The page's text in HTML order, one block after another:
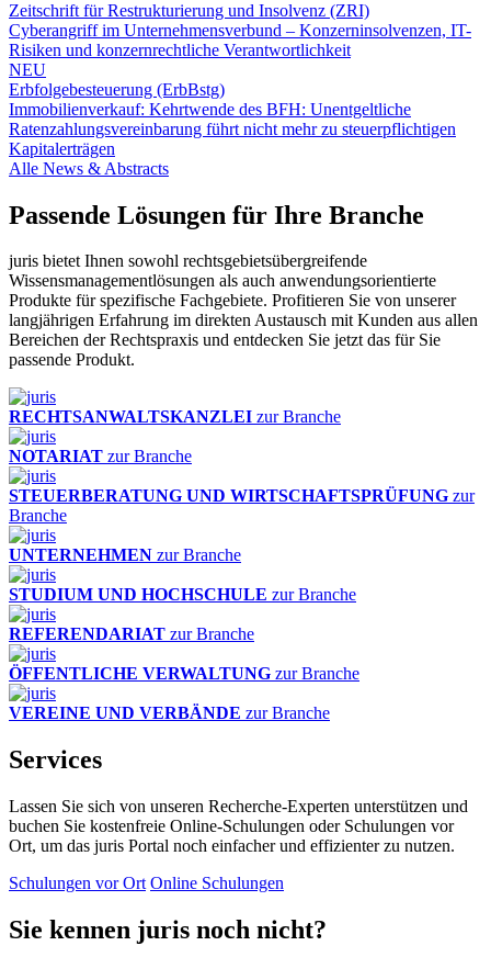
Zeitschrift für Restrukturierung und Insolvenz (ZRI)
Cyberangriff im Unternehmensverbund – Konzerninsolvenzen, IT-
Risiken und konzernrechtliche Verantwortlichkeit
NEU
Erbfolgebesteuerung (ErbBstg)
Immobilienverkauf: Kehrtwende des BFH: Unentgeltliche
Ratenzahlungsvereinbarung führt nicht mehr zu steuerpflichtigen
Kapitalerträgen
Alle News & Abstracts
Passende Lösungen für Ihre Branche
juris bietet Ihnen sowohl rechtsgebietsübergreifende
Wissensmanagementlösungen als auch anwendungsorientierte
Produkte für spezifische Fachgebiete. Profitieren Sie von unserer
langjährigen Erfahrung im direkten Austausch mit Kunden aus allen
Bereichen der Rechtspraxis und entdecken Sie jetzt das für Sie
passende Produkt.
RECHTSANWALTSKANZLEI zur Branche
NOTARIAT zur Branche
STEUERBERATUNG UND WIRTSCHAFTSPRÜFUNG zur
Branche
UNTERNEHMEN zur Branche
STUDIUM UND HOCHSCHULE zur Branche
REFERENDARIAT zur Branche
ÖFFENTLICHE VERWALTUNG zur Branche
VEREINE UND VERBÄNDE zur Branche
Services
Lassen Sie sich von unseren Recherche-Experten unterstützen und
buchen Sie kostenfreie Online-Schulungen oder Schulungen vor
Ort, um das juris Portal noch einfacher und effizienter zu nutzen.
Schulungen vor Ort Online Schulungen
Sie kennen juris noch nicht?